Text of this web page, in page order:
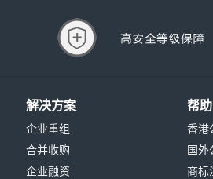
解决方案
企业重组
合并收购
企业融资
帮
香港
国外
商标